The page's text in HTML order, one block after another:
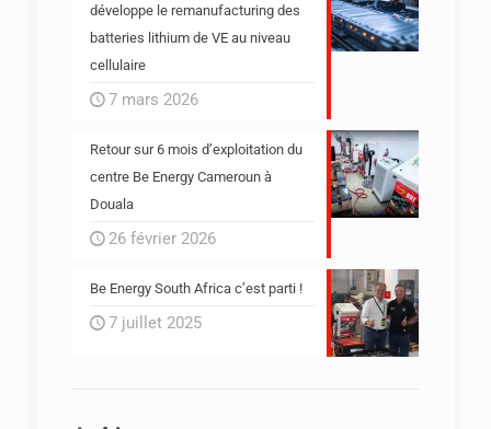
développe le remanufacturing des
batteries lithium de VE au niveau
cellulaire
7 mars 2026
Retour sur 6 mois d’exploitation du
centre Be Energy Cameroun à
Douala
26 février 2026
Be Energy South Africa c’est parti !
7 juillet 2025